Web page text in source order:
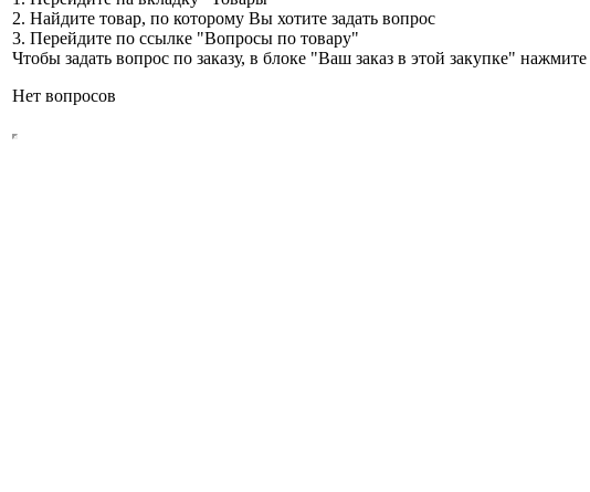
2. Найдите товар, по которому Вы хотите задать вопрос
3. Перейдите по ссылке "Вопросы по товару"
Чтобы задать вопрос по заказу, в блоке "Ваш заказ в этой закупке" нажмите
Нет вопросов